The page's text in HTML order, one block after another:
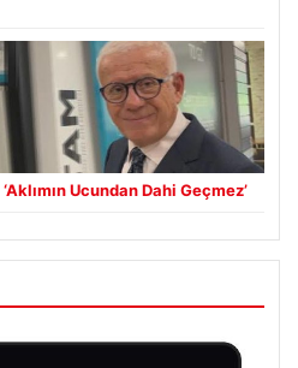
Ucundan Dahi Geçmez’